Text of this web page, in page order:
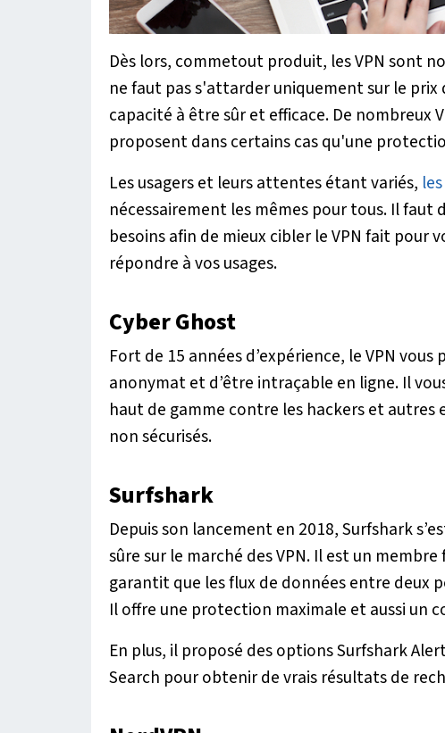
Dès lors, commetout produit, les VPN sont
ne faut pas s'attarder uniquement sur le prix
capacité à être sûr et efficace. De nombreux
proposent dans certains cas qu'une
Les usagers et leurs attentes étant variés,
nécessairement les mêmes pour tous. Il
besoins afin de mieux cibler le VPN fait pour
répondre à vos usages.
Cyber Ghost
Fort de 15 années d’expérience, le VPN
anonymat et d’être intraçable en ligne. Il
haut de gamme contre les hackers et autres
non sécurisés.
Surfshark
Depuis son lancement en 2018, Surfshark
sûre sur le marché des VPN. Il est un
garantit que les flux de données entre deux
Il offre une protection maximale et aussi un
En plus, il proposé des options Surfshark
Search pour obtenir de vrais résultats de